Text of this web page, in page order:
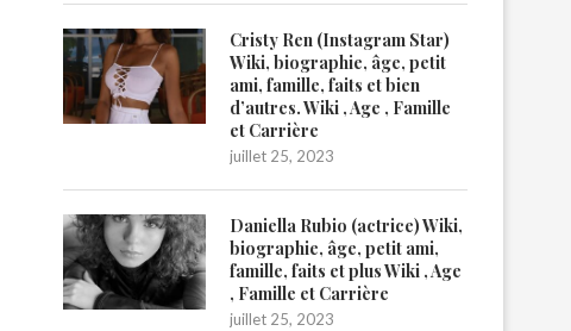
Cristy Ren (Instagram Star)
Wiki, biographie, âge, petit
ami, famille, faits et bien
d’autres. Wiki , Age , Famille
et Carrière
juillet 25, 2023
Daniella Rubio (actrice) Wiki,
biographie, âge, petit ami,
famille, faits et plus Wiki , Age
, Famille et Carrière
juillet 25, 2023